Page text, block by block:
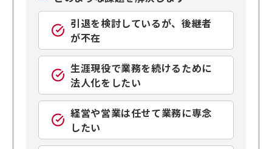
引退を検討しているが、後継者
が不在
生涯現役で業務を続けるために
法人化をしたい
経営や営業は任せて業務に専念
したい